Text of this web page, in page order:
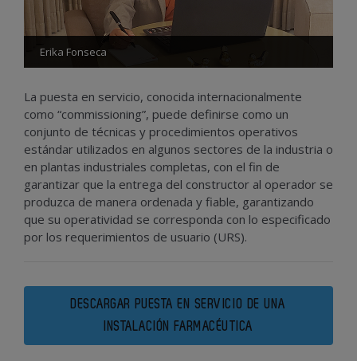
Erika Fonseca
La puesta en servicio, conocida internacionalmente
como “commissioning”, puede definirse como un
conjunto de técnicas y procedimientos operativos
estándar utilizados en algunos sectores de la industria o
en plantas industriales completas, con el fin de
garantizar que la entrega del constructor al operador se
produzca de manera ordenada y fiable, garantizando
que su operatividad se corresponda con lo especificado
por los requerimientos de usuario (URS).
DESCARGAR PUESTA EN SERVICIO DE UNA
INSTALACIÓN FARMACÉUTICA